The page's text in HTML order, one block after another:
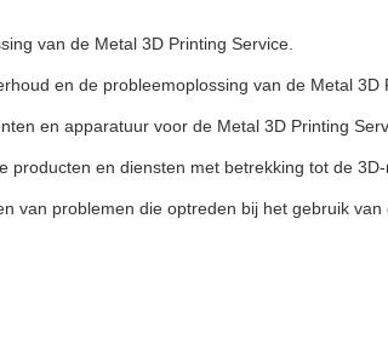
van de Metal 3D Printing Service.
en de probleemoplossing van de Metal 3D
en apparatuur voor de Metal 3D Printing
en diensten met betrekking tot de
van problemen die optreden bij het gebruik van